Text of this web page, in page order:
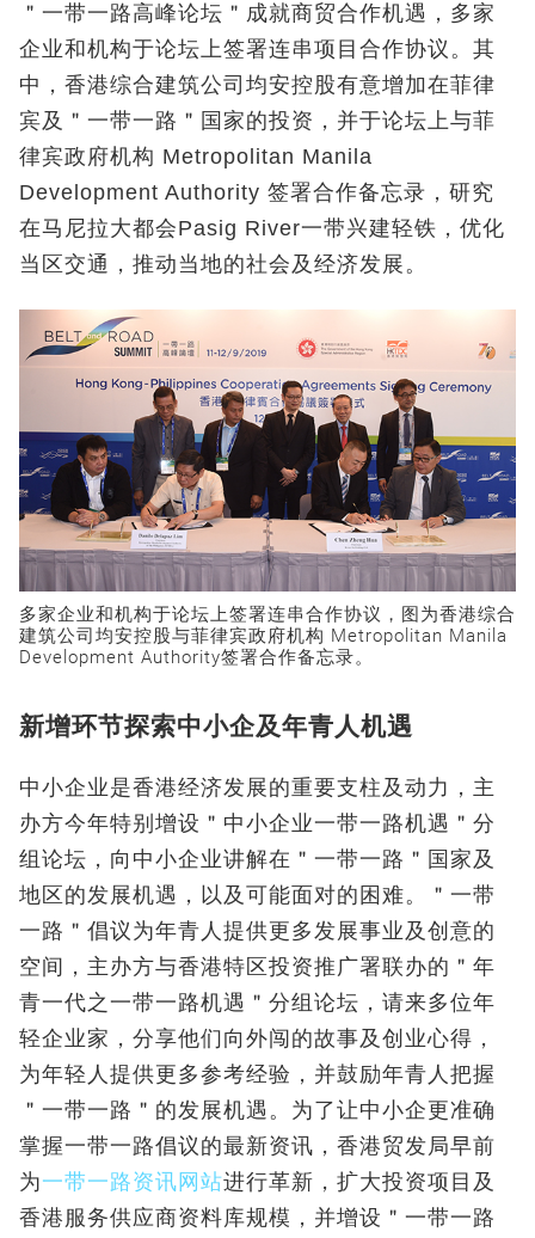
＂一带一路高峰论坛＂成就商贸合作机遇，多家
企业和机构于论坛上签署连串项目合作协议。其
中，香港综合建筑公司均安控股有意增加在菲律
宾及＂一带一路＂国家的投资，并于论坛上与菲
律宾政府机构 Metropolitan Manila
Development Authority 签署合作备忘录，研究
在马尼拉大都会Pasig River一带兴建轻铁，优化
当区交通，推动当地的社会及经济发展。
多家企业和机构于论坛上签署连串合作协议，图为香港综合
建筑公司均安控股与菲律宾政府机构 Metropolitan Manila
Development Authority签署合作备忘录。
新增环节探索中小企及年青人机遇
中小企业是香港经济发展的重要支柱及动力，主
办方今年特别增设＂中小企业一带一路机遇＂分
组论坛，向中小企业讲解在＂一带一路＂国家及
地区的发展机遇，以及可能面对的困难。＂一带
一路＂倡议为年青人提供更多发展事业及创意的
空间，主办方与香港特区投资推广署联办的＂年
青一代之一带一路机遇＂分组论坛，请来多位年
轻企业家，分享他们向外闯的故事及创业心得，
为年轻人提供更多参考经验，并鼓励年青人把握
＂一带一路＂的发展机遇。为了让中小企更准确
掌握一带一路倡议的最新资讯，香港贸发局早前
为一带一路资讯网站进行革新，扩大投资项目及
香港服务供应商资料库规模，并增设＂一带一路